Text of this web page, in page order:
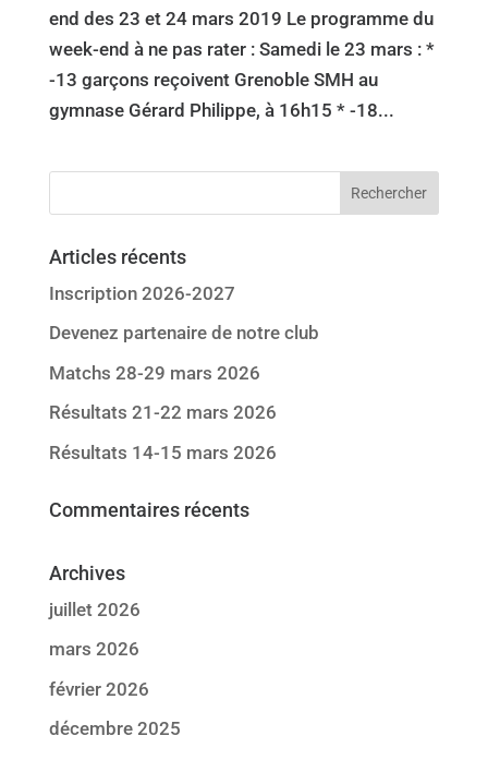
end des 23 et 24 mars 2019 Le programme du
week-end à ne pas rater : Samedi le 23 mars : *
-13 garçons reçoivent Grenoble SMH au
gymnase Gérard Philippe, à 16h15 * -18...
Articles récents
Inscription 2026-2027
Devenez partenaire de notre club
Matchs 28-29 mars 2026
Résultats 21-22 mars 2026
Résultats 14-15 mars 2026
Commentaires récents
Archives
juillet 2026
mars 2026
février 2026
décembre 2025